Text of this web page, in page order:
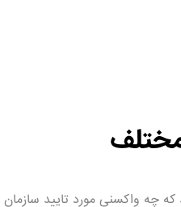
چه واکسنی مورد تایید